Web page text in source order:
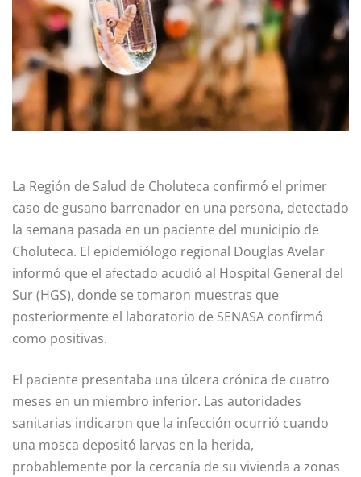
La Región de Salud de Choluteca confirmó el primer
caso de gusano barrenador en una persona, detectado
la semana pasada en un paciente del municipio de
Choluteca. El epidemiólogo regional Douglas Avelar
informó que el afectado acudió al Hospital General del
Sur (HGS), donde se tomaron muestras que
posteriormente el laboratorio de SENASA confirmó
como positivas.
El paciente presentaba una úlcera crónica de cuatro
meses en un miembro inferior. Las autoridades
sanitarias indicaron que la infección ocurrió cuando
una mosca depositó larvas en la herida,
probablemente por la cercanía de su vivienda a zonas